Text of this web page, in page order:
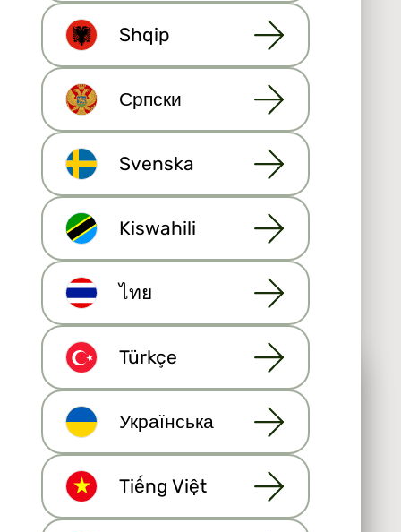
fastighetsbolag
Företag har samma
omfattande verktyg som
agenter. Dessutom
innehåller paketet de
omfattande
rapporteringsverktyg som
behövs för att hantera
företaget, fakturering och
företagets egen
landningssida. Du kan
utveckla och ta ditt företag
till nästa nivå.
Vi använder cookies för bättre
Vi använder cookies och annan teknik för att
förbättra din upplevelse på vår webbplats och för
att visa dig personligt innehåll. Ändra gärna ditt
Användarvillkorochprivacy policy
AVVISA ALLA TILLÅT ALLA
Shqip
Српски
Svenska
Kiswahili
ไทย
Türkçe
Українська
Tiếng Việt